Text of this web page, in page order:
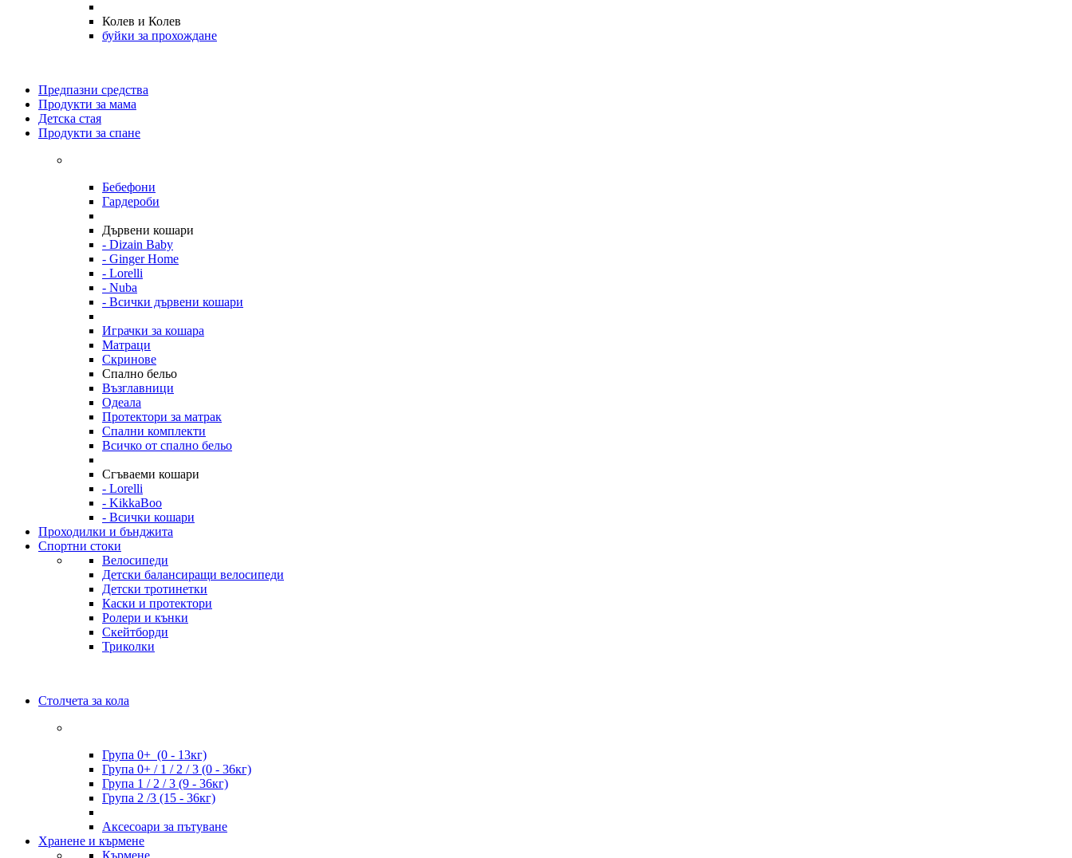
Колев и Колев
буйки за прохождане
Предпазни средства
Продукти за мама
Детска стая
Продукти за спане
Бебефони
Гардероби
Дървени кошари
- Dizain Baby
- Ginger Home
- Lorelli
- Nuba
- Всички дървени кошари
Играчки за кошара
Матраци
Скринове
Спално бельо
Възглавници
Одеала
Протектори за матрак
Спални комплекти
Всичко от спално бельо
Сгъваеми кошари
- Lorelli
- KikkaBoo
- Всички кошари
Проходилки и бънджита
Спортни стоки
Велосипеди
Детски балансиращи велосипеди
Детски тротинетки
Каски и протектори
Ролери и кънки
Скейтборди
Триколки
Столчета за кола
Група 0+ (0 - 13кг)
Група 0+ / 1 / 2 / 3 (0 - 36кг)
Група 1 / 2 / 3 (9 - 36кг)
Група 2 /3 (15 - 36кг)
Аксесоари за пътуване
Хранене и кърмене
Кърмене